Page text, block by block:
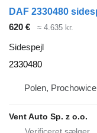
DAF 2330480
620 €
≈ 4.635 kr.
Sidespejl
2330480
Polen, Prochowice
Vent Auto Sp. z o.o.